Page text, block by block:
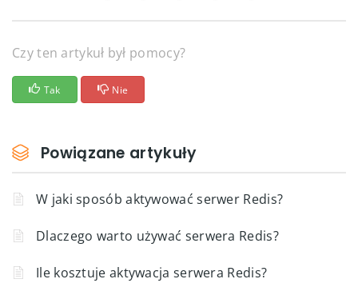
Czy ten artykuł był pomocy?
Tak Nie
Powiązane artykuły
W jaki sposób aktywować serwer Redis?
Dlaczego warto używać serwera Redis?
Ile kosztuje aktywacja serwera Redis?